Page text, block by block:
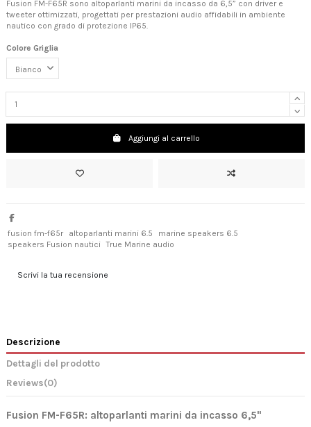
Fusion FM-F65R sono altoparlanti marini da incasso da 6,5” con driver e
tweeter ottimizzati, progettati per prestazioni audio affidabili in ambiente
nautico con grado di protezione IP65.
Colore Griglia
Aggiungi al carrello
fusion fm-f65r altoparlanti marini 6.5
marine speakers 6.5
speakers Fusion nautici True Marine audio
Scrivi la tua recensione
Descrizione
Dettagli del prodotto
Reviews(0)
Fusion FM-F65R: altoparlanti marini da incasso 6,5"